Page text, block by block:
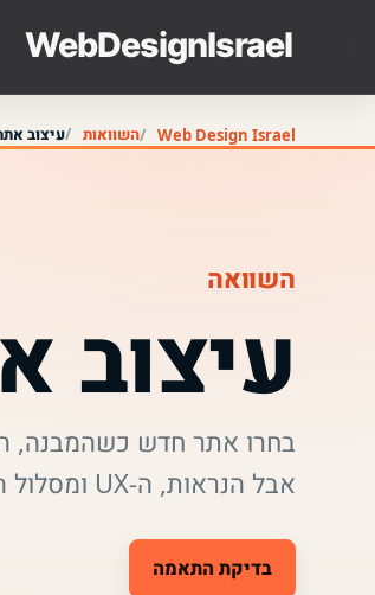
Web Design Israel השוואות עיצוב
השוואה
עיצוב
בחרו אתר חדש כשהמבנה,
אבל הנראות, ה-UX ומסלול ההמרה צריכים עבודה.
בדיקת התאמה